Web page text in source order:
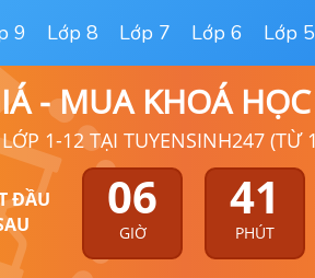
9 Lớp 8 Lớp 7 Lớp 6 Lớp 5
- MUA KHOÁ
1-12 TẠI TUYENSINH247 (TỪ
ĐẦU
06
GIỜ
41
PHÚT